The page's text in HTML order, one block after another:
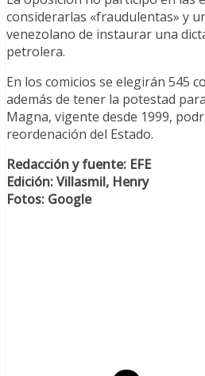
considerarlas «fraudulentas» y
venezolano de instaurar una
petrolera.
En los comicios se elegirán 545
además de tener la potestad
Magna, vigente desde 1999,
reordenación del Estado.
Redacción y fuente: EFE
Edición: Villasmil, Henry
Fotos: Google